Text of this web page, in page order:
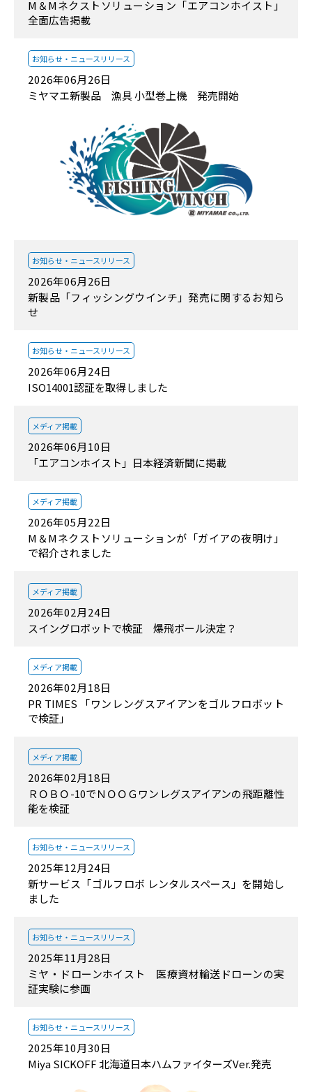
M＆Mネクストソリューション「エアコンホイスト」
全面広告掲載
2026年06月26日
お知らせ・ ニュースリリース
ミヤマエ新製品 漁具 小型巻上機 発売開始
2026年06月26日
お知らせ・ ニュースリリース
新製品「フィッシングウインチ」発売に関するお知ら
せ
2026年06月24日
お知らせ・ ニュースリリース
ISO14001認証を取得しました
2026年06月10日
メディア掲載
「エアコンホイスト」日本経済新聞に掲載
2026年05月22日
メディア掲載
M＆Mネクストソリューションが「ガイアの夜明け」
で紹介されました
2026年02月24日
メディア掲載
スイングロボットで検証 爆飛ボール決定？
2026年02月18日
メディア掲載
PR TIMES 「ワンレングスアイアンをゴルフロボット
で検証」
2026年02月18日
メディア掲載
ＲＯＢＯ-10でＮＯＯＧワンレグスアイアンの飛距離性
能を検証
2025年12月24日
お知らせ・ ニュースリリース
新サービス「ゴルフロボ レンタルスペース」を開始し
ました
2025年11月28日
お知らせ・ ニュースリリース
ミヤ・ドローンホイスト 医療資材輸送ドローンの実
証実験に参画
2025年10月30日
お知らせ・ ニュースリリース
Miya SICKOFF 北海道日本ハムファイターズVer.発売